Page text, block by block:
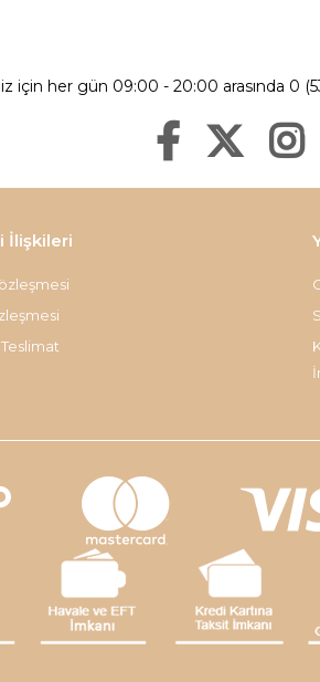
için her gün 09:00 - 20:00 arasında 0
İlişkileri